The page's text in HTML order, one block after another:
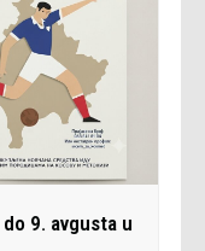
9. avgusta u